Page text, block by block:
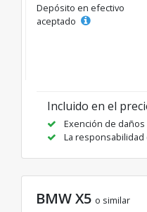
Depósito en efectivo
aceptado
Incluido en el
Exención de daños
La responsabilidad
BMW X5 o similar